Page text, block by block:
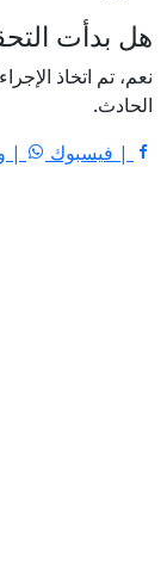
هل بدأت
نعم، تم اتخاذ
الحادث.
| فيسبوك
|